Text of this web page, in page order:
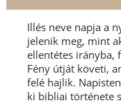
Illés neve napja a
jelenik meg, mint
ellentétes irányba,
Fény útját követi,
felé hajlik.
ki bibliai története